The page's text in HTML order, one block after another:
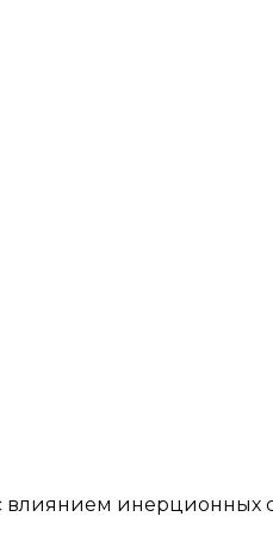
влиянием инерционных